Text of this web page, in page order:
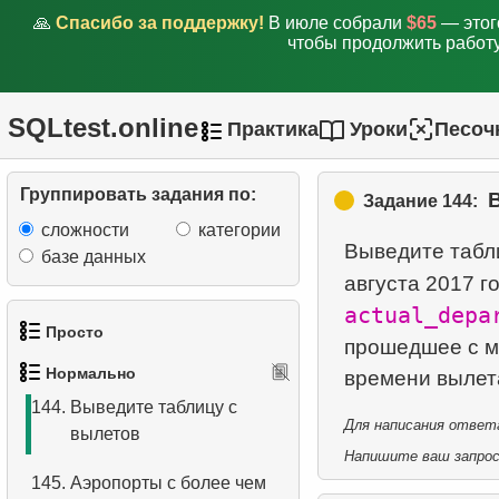
🙏 Спасибо за поддержку! В июле собрали $65 —
чтобы продолжить
SQLtest.online Практика Уроки
Группировать задания по:
сложности
категории
базе данных
Просто
Список языков
3. Имена актёров
Нормально
139.Первое и последнее
недели
аэропортов
142.Подсчитайте вылетевших
пассажиров
143.Количество пассажиров с
144. Выведите таблицу с
вылетов
145. Аэропорты с более чем
Задание 144:
Выведите
августа 2017
прошедшее с
Для написания
Напишите ваш